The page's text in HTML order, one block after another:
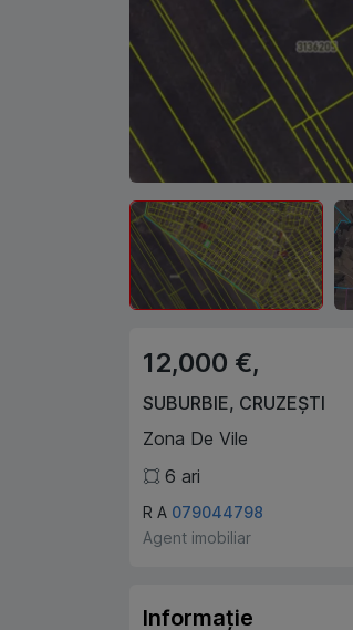
12,000 €,
SUBURBIE, CRUZEȘTI
Zona De Vile
6 ari
R A 079044798
Agent imobiliar
Informație